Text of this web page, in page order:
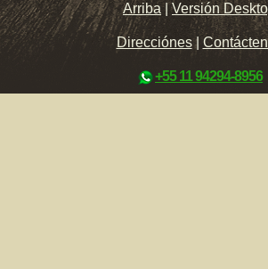
Arriba |Versión
Direcciónes|
+55 11 94294-8956